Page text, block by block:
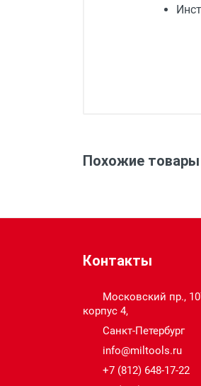
Похожие товары
Контакты
Московский пр.,
корпус 4,
Санкт-Петербург
info@miltools.ru
+7 (812) 648-17-22